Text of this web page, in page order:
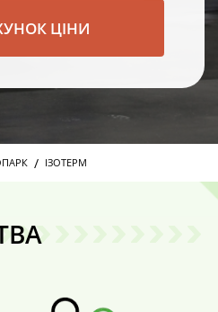
ЦІНИ
/ ІЗОТЕРМ